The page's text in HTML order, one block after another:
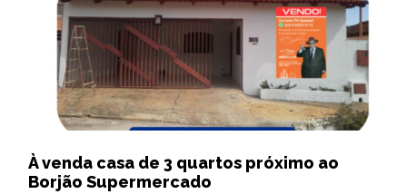
À venda casa de 3 quartos próximo ao
Borjão Supermercado